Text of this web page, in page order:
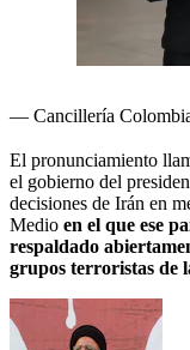
— Cancillería
El pronunciamiento
el gobierno del
decisiones de Irán en
Medio en el que ese
respaldado
grupos terroristas de